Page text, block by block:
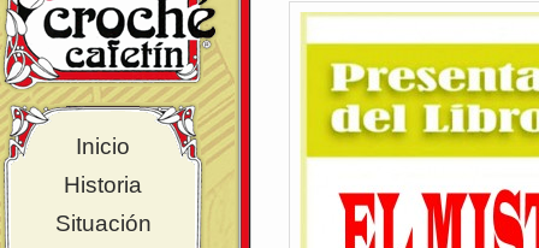
Inicio
Historia
Situación